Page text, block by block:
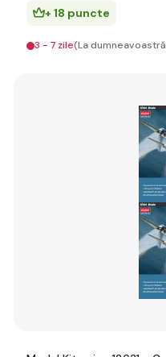
+ 18 puncte
3 - 7 zile(La